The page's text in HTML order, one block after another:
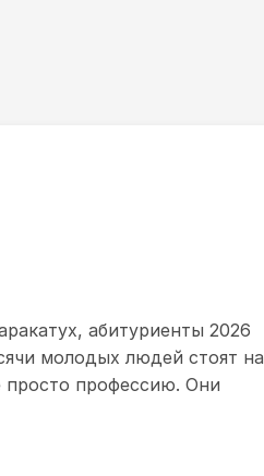
абитуриенты 2026
молодых людей стоят на
просто профессию. Они